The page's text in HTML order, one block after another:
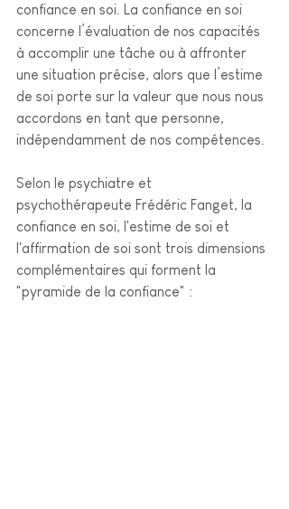
confiance en soi. La confiance en soi
concerne l’évaluation de nos capacités
à accomplir une tâche ou à affronter
une situation précise, alors que l’estime
de soi porte sur la valeur que nous nous
accordons en tant que personne,
indépendamment de nos compétences.
Selon le psychiatre et
psychothérapeute Frédéric Fanget, la
confiance en soi, l'estime de soi et
l'affirmation de soi sont trois dimensions
complémentaires qui forment la
"pyramide de la confiance" :